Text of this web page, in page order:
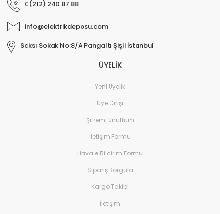
0(212) 240 87 88
info@elektrikdeposu.com
Saksı Sokak No:8/A Pangaltı Şişli İstanbul
ÜYELİK
Yeni Üyelik
Üye Girişi
Şifremi Unuttum
İletişim Formu
Havale Bildirim Formu
Sipariş Sorgula
Kargo Takibi
İletişim